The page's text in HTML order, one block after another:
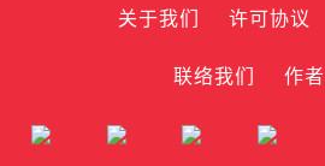
关于我们 许可协议
联络我们
作